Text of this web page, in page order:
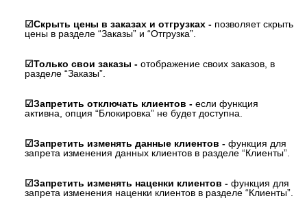
☑Скрыть цены в заказах и отгрузках - позволяет скрыть
цены в разделе “Заказы” и “Отгрузка”.
☑Только свои заказы - отображение своих заказов, в
разделе “Заказы”.
☑Запретить отключать клиентов - если функция
активна, опция “Блокировка” не будет доступна.
☑Запретить изменять данные клиентов - функция для
запрета изменения данных клиентов в разделе “Клиенты”.
☑Запретить изменять наценки клиентов - функция для
запрета изменения наценки клиентов в разделе “Клиенты”.